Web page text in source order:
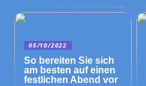
05/10/2022
So bereiten Sie sich
am besten auf einen
festlichen Abend vor